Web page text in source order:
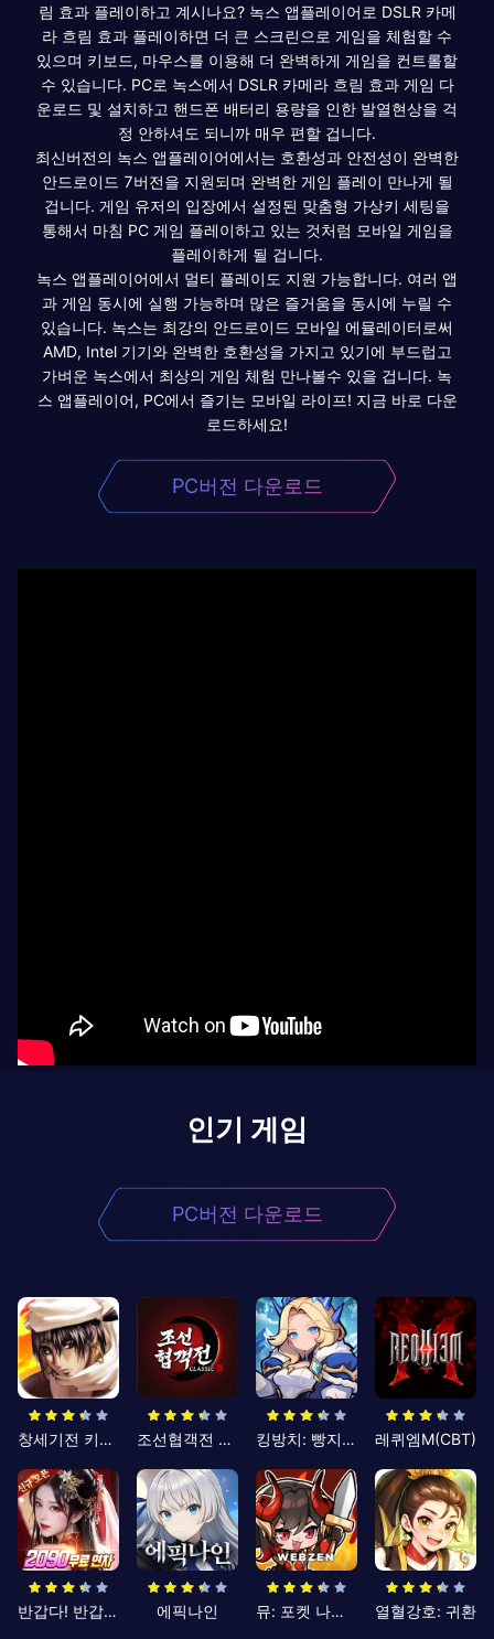
림 효과 플레이하고 계시나요? 녹스 앱플레이어로 DSLR 카메
라 흐림 효과 플레이하면 더 큰 스크린으로 게임을 체험할 수
있으며 키보드, 마우스를 이용해 더 완벽하게 게임을 컨트롤할
수 있습니다. PC로 녹스에서 DSLR 카메라 흐림 효과 게임 다
운로드 및 설치하고 핸드폰 배터리 용량을 인한 발열현상을 걱
정 안하셔도 되니까 매우 편할 겁니다.
최신버전의 녹스 앱플레이어에서는 호환성과 안전성이 완벽한
안드로이드 7버전을 지원되며 완벽한 게임 플레이 만나게 될
겁니다. 게임 유저의 입장에서 설정된 맞춤형 가상키 세팅을
통해서 마침 PC 게임 플레이하고 있는 것처럼 모바일 게임을
플레이하게 될 겁니다.
녹스 앱플레이어에서 멀티 플레이도 지원 가능합니다. 여러 앱
과 게임 동시에 실행 가능하며 많은 즐거움을 동시에 누릴 수
있습니다. 녹스는 최강의 안드로이드 모바일 에뮬레이터로써
AMD, Intel 기기와 완벽한 호환성을 가지고 있기에 부드럽고
가벼운 녹스에서 최상의 게임 체험 만나볼수 있을 겁니다. 녹
스 앱플레이어, PC에서 즐기는 모바일 라이프! 지금 바로 다운
로드하세요!
PC버전 다운로드
인기 게임
PC버전 다운로드
창세기전 키우기 조선협객전 클래식 킹방치: 빵지의 제왕 레퀴엠M(CBT)
반갑다! 반갑삼국지 에픽나인 뮤: 포켓 나이츠 열혈강호: 귀환